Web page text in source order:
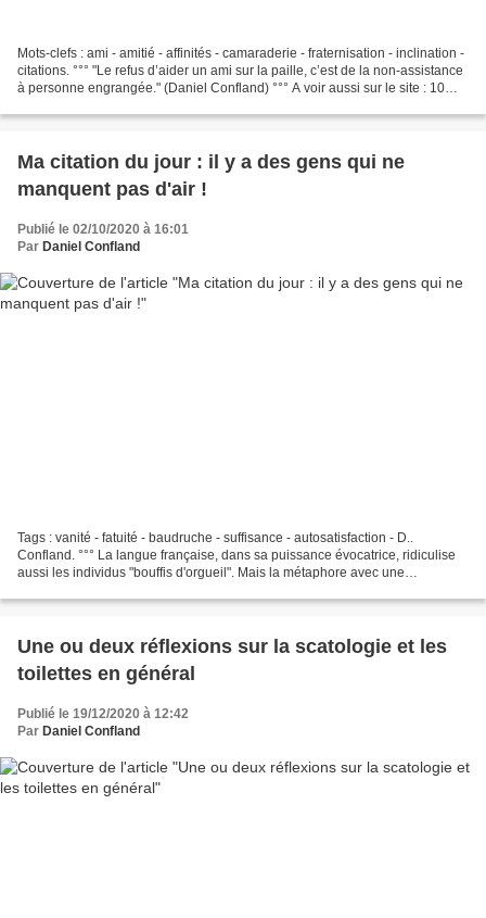
Mots-clefs : ami - amitié - affinités - camaraderie - fraternisation - inclination -
citations. °°° "Le refus d’aider un ami sur la paille, c’est de la non-assistance
à personne engrangée." (Daniel Confland) °°° A voir aussi sur le site : 10
Ma citation du jour : il y a des gens qui ne
manquent pas d'air !
Publié le 02/10/2020 à 16:01
Par Daniel Confland
Tags : vanité - fatuité - baudruche - suffisance - autosatisfaction - D..
Confland. °°° La langue française, dans sa puissance évocatrice, ridiculise
aussi les individus "bouffis d'orgueil". Mais la métaphore avec une
Une ou deux réflexions sur la scatologie et les
toilettes en général
Publié le 19/12/2020 à 12:42
Par Daniel Confland